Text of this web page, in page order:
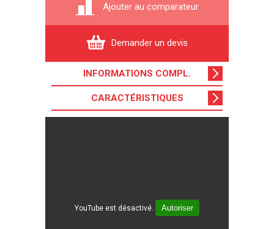
Ajouter au comparateur
Demander un devis
INFORMATIONS COMPL.
CARACTÉRISTIQUES
YouTube est désactivé. Autoriser